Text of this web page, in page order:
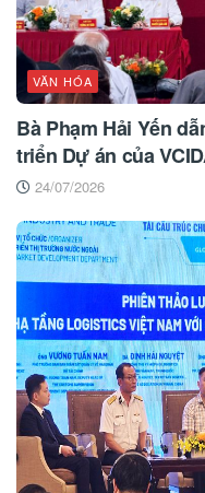
VĂN HÓA
Bà Phạm Hải Yến
triển Dự án của
24/07/2026